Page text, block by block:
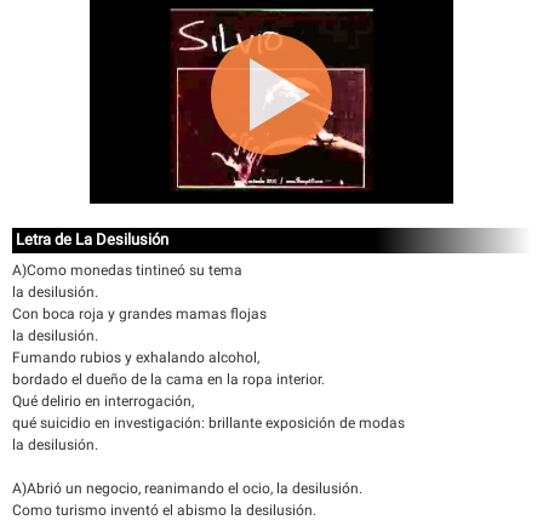
Letra de La Desilusión
A)Como monedas tintineó su tema
la desilusión.
Con boca roja y grandes mamas flojas
la desilusión.
Fumando rubios y exhalando alcohol,
bordado el dueño de la cama en la ropa interior.
Qué delirio en interrogación,
qué suicidio en investigación: brillante exposición de modas
la desilusión.
A)Abrió un negocio, reanimando el ocio, la desilusión.
Como turismo inventó el abismo la desilusión.